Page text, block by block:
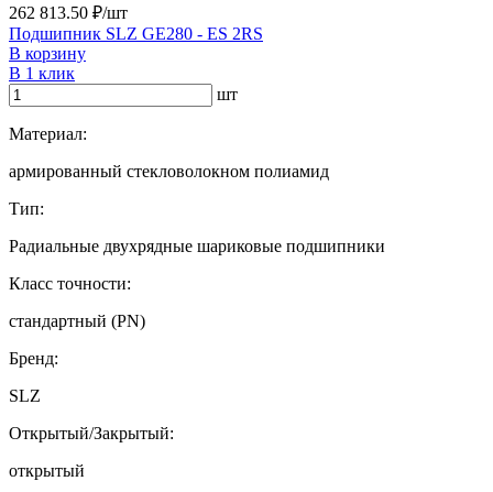
262 813.50 ₽/шт
Подшипник SLZ GE280 - ES 2RS
В корзину
В 1 клик
шт
Материал:
армированный стекловолокном полиамид
Тип:
Радиальные двухрядные шариковые подшипники
Класс точности:
стандартный (PN)
Бренд:
SLZ
Открытый/Закрытый:
открытый